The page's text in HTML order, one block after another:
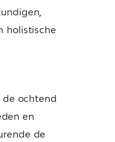
holistische
de ochtend
en
de